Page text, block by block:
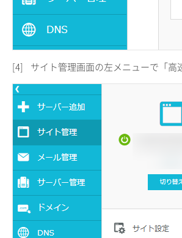
[4] サイト管理画面の左メニューで「高